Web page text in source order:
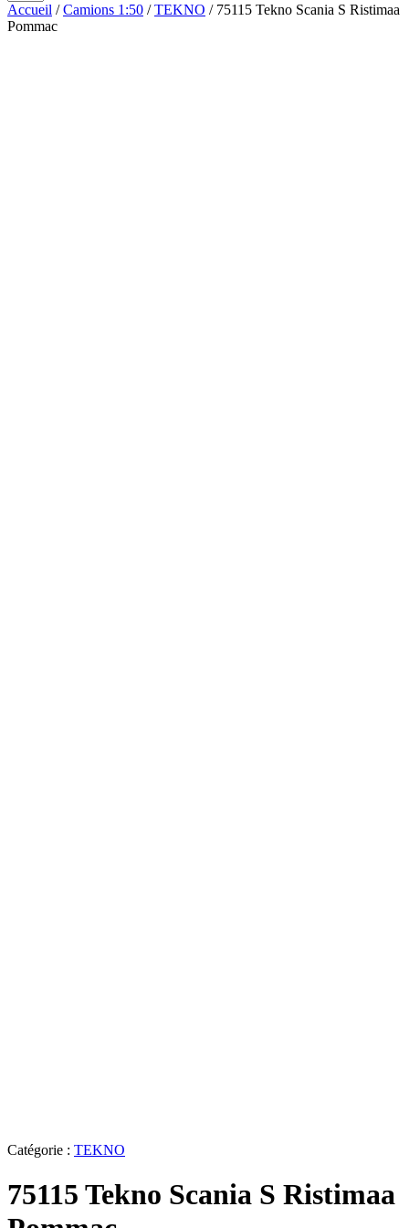
Accueil /Camions 1:50 /TEKNO / 75115 Tekno Scania S Ristimaa
Pommac
Catégorie : TEKNO
75115 Tekno Scania S Ristimaa